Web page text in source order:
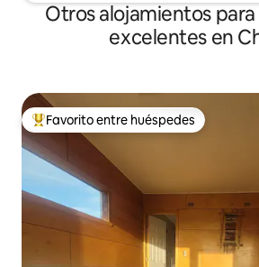
Otros alojamientos
excelentes en
Favorito entre huéspedes preferido
Favorito entre huéspedes